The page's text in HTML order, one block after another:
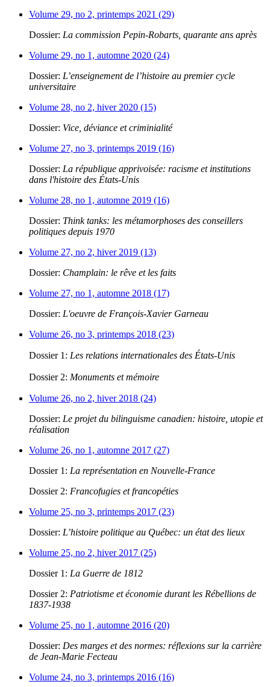
Volume 29, no 2, printemps 2021 (29)
Dossier: La commission Pepin-Robarts, quarante ans après
Volume 29, no 1, automne 2020 (24)
Dossier: L’enseignement de l’histoire au premier cycle
universitaire
Volume 28, no 2, hiver 2020 (15)
Dossier: Vice, déviance et criminialité
Volume 27, no 3, printemps 2019 (16)
Dossier: La république apprivoisée: racisme et institutions
dans l'histoire des États-Unis
Volume 28, no 1, automne 2019 (16)
Dossier: Think tanks: les métamorphoses des conseillers
politiques depuis 1970
Volume 27, no 2, hiver 2019 (13)
Dossier: Champlain: le rêve et les faits
Volume 27, no 1, automne 2018 (17)
Dossier: L'oeuvre de François-Xavier Garneau
Volume 26, no 3, printemps 2018 (23)
Dossier 1: Les relations internationales des États-Unis
Dossier 2: Monuments et mémoire
Volume 26, no 2, hiver 2018 (24)
Dossier: Le projet du bilinguisme canadien: histoire, utopie et
réalisation
Volume 26, no 1, automne 2017 (27)
Dossier 1: La représentation en Nouvelle-France
Dossier 2: Francofugies et francopéties
Volume 25, no 3, printemps 2017 (23)
Dossier: L’histoire politique au Québec: un état des lieux
Volume 25, no 2, hiver 2017 (25)
Dossier 1: La Guerre de 1812
Dossier 2: Patriotisme et économie durant les Rébellions de
1837-1938
Volume 25, no 1, automne 2016 (20)
Dossier: Des marges et des normes: réflexions sur la carrière
de Jean-Marie Fecteau
Volume 24, no 3, printemps 2016 (16)